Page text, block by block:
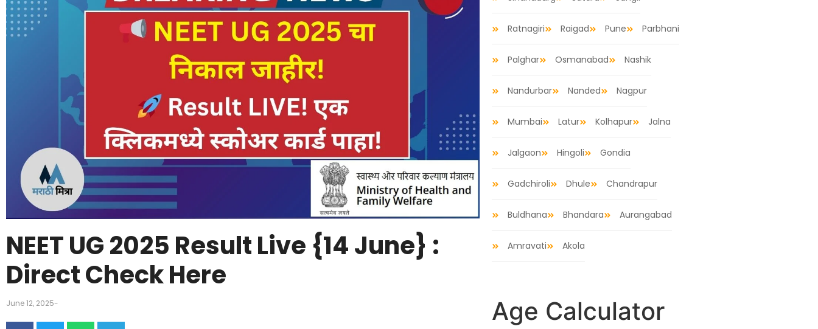
NEET UG 2025 Result Live {14 June} :
Direct Check Here
June 12, 2025-
Ratnagiri Raigad Pune Parbhani
Palghar Osmanabad Nashik
Nandurbar Nanded Nagpur
Mumbai Latur Kolhapur Jalna
Jalgaon Hingoli Gondia
Gadchiroli Dhule Chandrapur
Buldhana Bhandara Aurangabad
Amravati Akola
Age Calculator